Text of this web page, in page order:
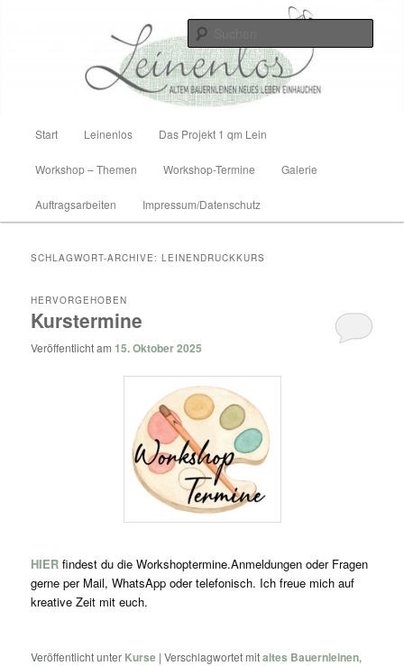
Leinenlos
Start Leinenlos Das Projekt 1 qm Lein
Workshop – Themen Workshop-Termine Galerie
Auftragsarbeiten Impressum/Datenschutz
SCHLAGWORT-ARCHIVE:LEINENDRUCKKURS
Kurstermine
HERVORGEHOBEN
Veröffentlicht am 15. Oktober 2025
HIER findest du die Workshoptermine.Anmeldungen oder Fragen
gerne per Mail, WhatsApp oder telefonisch. Ich freue mich auf
kreative Zeit mit euch.
Veröffentlicht unter Kurse |Verschlagwortet mitaltes Bauernleinen,